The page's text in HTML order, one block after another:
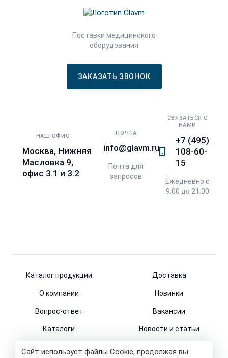
Сайт использует файлы Cookie, продолжая вы
Поставки медицинского
оборудования
ЗАКАЗАТЬ ЗВОНОК
НАШ ОФИС
Москва, Нижняя
Масловка 9,
офис 3.1 и 3.2
ПОЧТА
info@glavm.ru
Почта для
запросов
СВЯЗАТЬСЯ С
НАМИ
+7 (495)
108-60-
15
Ежедневно с
9:00 до 21:00
Каталог продукции Доставка
О компании Новинки
Вопрос-ответ Вакансии
Каталоги Новости и статьи